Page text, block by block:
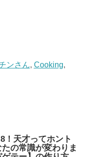
ンさん, Cooking,
！天才ってホント
の常識が変わりま